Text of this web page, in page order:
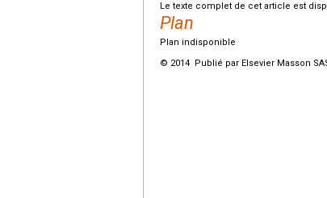
Le texte complet de cet article est
Plan
Plan indisponible
© 2014 Publié par Elsevier Masson